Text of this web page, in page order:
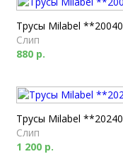
Трусы Milabel **20040
Слип
880 р.
Трусы Milabel **20240
Слип
1 200 р.